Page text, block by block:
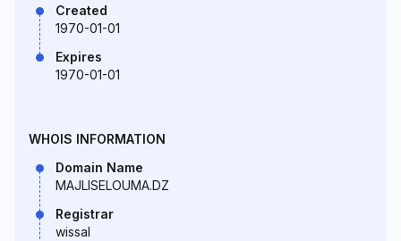
Created
1970-01-01
Expires
1970-01-01
WHOIS INFORMATION
Domain Name
MAJLISELOUMA.DZ
Registrar
wissal